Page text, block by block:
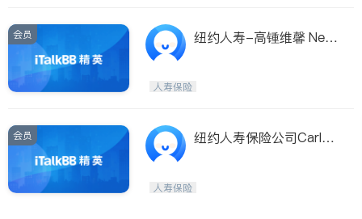
会员
纽约人寿-高锺维馨 New
人寿保险
会员
纽约人寿保险公司Carla
人寿保险